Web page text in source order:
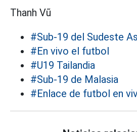
Thanh Vũ
#Sub-19 del Sudeste
#En vivo el futbol
#U19 Tailandia
#Sub-19 de Malasia
#Enlace de futbol en